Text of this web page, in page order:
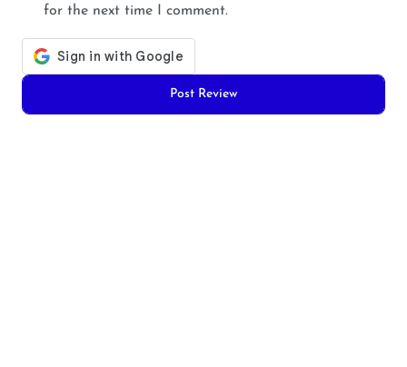
for the next time I comment.